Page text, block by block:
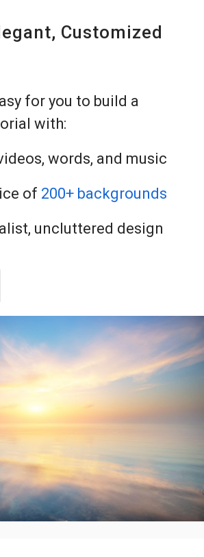
Customized
for you to build a
with:
words, and music
of 200+ backgrounds
uncluttered design